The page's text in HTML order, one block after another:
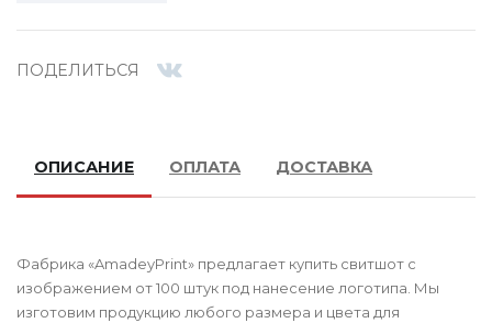
ПОДЕЛИТЬСЯ
ОПИСАНИЕ ОПЛАТА ДОСТАВКА
Фабрика «AmadeyPrint» предлагает купить свитшот с
изображением от 100 штук под нанесение логотипа. Мы
изготовим продукцию любого размера и цвета для